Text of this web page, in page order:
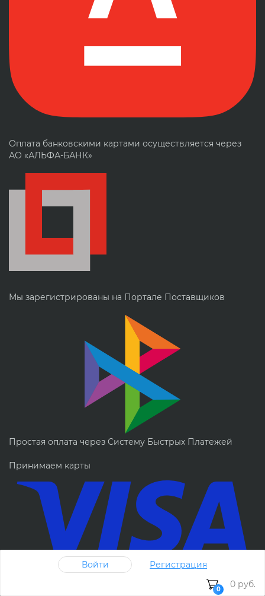
Оплата банковскими картами осуществляется через
АО «АЛЬФА-БАНК»
Мы зарегистрированы на Портале Поставщиков
Простая оплата через Систему Быстрых Платежей
Принимаем карты
Войти Регистрация
0 0 руб.